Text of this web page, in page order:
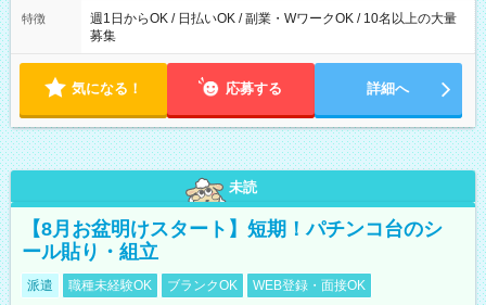
特徴
週1日からOK / 日払いOK / 副業・WワークOK / 10名以上の大量
募集
気になる！ 応募する 詳細へ
未読
【8月お盆明けスタート】短期！パチンコ台のシ
ール貼り・組立
派遣 職種未経験OK ブランクOK WEB登録・面接OK